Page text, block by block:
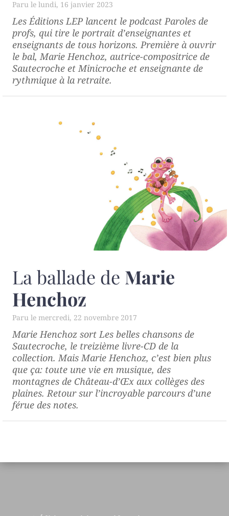
lundi, 16 janvier 2023
Les Éditions LEP lancent le podcastParoles de
profs, qui tire le portrait d’enseignantes et
enseignants de tous horizons. Première à ouvrir
le bal, Marie Henchoz, autrice-compositrice de
Sautecroche et Minicroche et enseignante de
rythmique à la retraite.
La ballade de Marie
Henchoz
mercredi, 22 novembre 2017
Marie Henchoz sortLes belles chansons de
Sautecroche, le treizième livre-CD de la
collection. Mais Marie Henchoz, c’est bien plus
que ça: toute une vie en musique, des
montagnes de Château-d’Œx aux collèges des
plaines. Retour sur l’incroyable parcours d’une
férue des notes.